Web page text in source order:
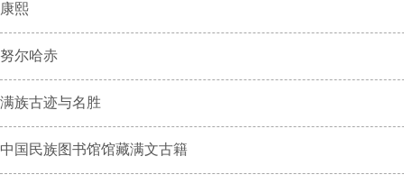
康熙
努尔哈赤
满族古迹与名胜
中国民族图书馆馆藏满文古籍